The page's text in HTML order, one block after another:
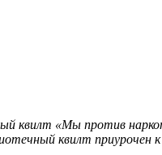
квилт «Мы против
квилт